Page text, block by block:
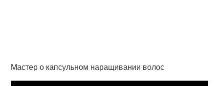
Мастер о капсульном наращивании волос